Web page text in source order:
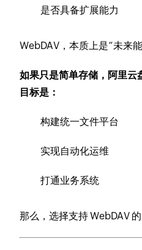
是否具备扩展能力
WebDAV，本质上是“未来
如果只是简单存储，阿里云
目标是：
构建统一文件平台
实现自动化运维
打通业务系统
那么，选择支持 WebDAV